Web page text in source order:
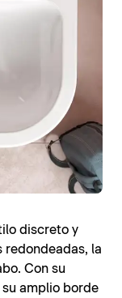
discreto y
redondeadas, la
Con su
amplio borde